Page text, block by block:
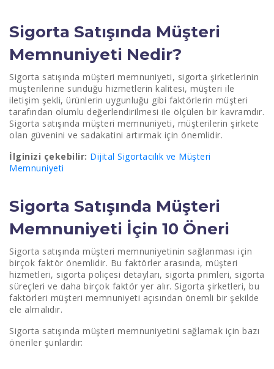
9- Düşük Sigorta Primleri:
10- Sürekli İletişim:
Sigorta Satışında Müşteri
Memnuniyeti Nedir?
Sigorta satışında müşteri memnuniyeti, sigorta şirketlerinin
müşterilerine sunduğu hizmetlerin kalitesi, müşteri ile
iletişim şekli, ürünlerin uygunluğu gibi faktörlerin müşteri
tarafından olumlu değerlendirilmesi ile ölçülen bir kavramdır.
Sigorta satışında müşteri memnuniyeti, müşterilerin şirkete
olan güvenini ve sadakatini artırmak için önemlidir.
İlginizi çekebilir: Dijital Sigortacılık ve Müşteri
Memnuniyeti
Sigorta Satışında Müşteri
Memnuniyeti İçin 10 Öneri
Sigorta satışında müşteri memnuniyetinin sağlanması için
birçok faktör önemlidir. Bu faktörler arasında, müşteri
hizmetleri, sigorta poliçesi detayları, sigorta primleri, sigorta
süreçleri ve daha birçok faktör yer alır. Sigorta şirketleri, bu
faktörleri müşteri memnuniyeti açısından önemli bir şekilde
ele almalıdır.
Sigorta satışında müşteri memnuniyetini sağlamak için bazı
öneriler şunlardır: